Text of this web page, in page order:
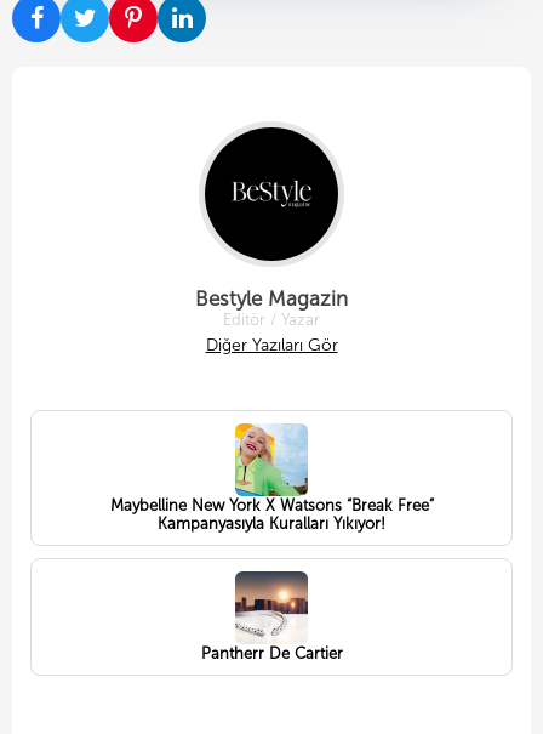
Bestyle Magazin
Editör / Yazar
Diğer Yazıları Gör
Maybelline New York X Watsons “Break Free”
Kampanyasıyla Kuralları Yıkıyor!
Pantherr De Cartier